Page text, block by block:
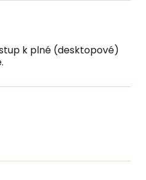
k plné (desktopové)